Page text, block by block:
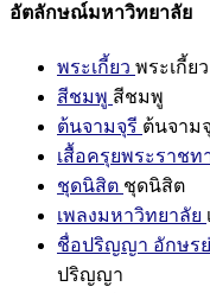
อัตลักษณ์มหาวิทยาลัย
พระเกี้ยว พระเกี้ยว
สีชมพู สีชมพู
ต้นจามจุรี ต้นจาม
เสื้อครุยพระราชท
ชุดนิสิต ชุดนิสิต
เพลงมหาวิทยาลัย
ชื่อปริญญา อักษร
ปริญญา